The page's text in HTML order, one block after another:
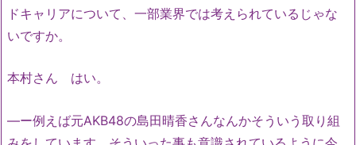
ドキャリアについて、一部業界では考えられているじゃな
いですか。
本村さん はい。
―ー例えば元AKB48の島田晴香さんなんかそういう取り組